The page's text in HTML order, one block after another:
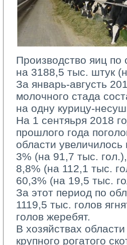
Производство яиц
на 3188,5 тыс. штук
За январь-августь
молочного стада
на одну курицу-
На 1 сентяьря 2018
прошлого года
области
3% (на 91,7 тыс.
8,8% (на 112,1 тыс.
60,3% (на 19,5 тыс.
За этот период по
1119,5 тыс. голов
голов жеребят.
В хозяйствах
крупного рогатого